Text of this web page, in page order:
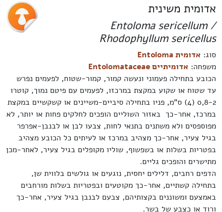
אדומית משינית
Entoloma sericellum /
Rhodophyllum sericellus
סוג:אדומית Entoloma
משפחה:אדומיתיים Entolomataceae
הכובע בתחילה פעמוני ונעשה קמור, קמור-שטוח, לפעמים נפרש
עד שטוח או שקוע במקצת במרכזו, לפעמים עם פיטם נמוך, קוטרו
0,8-2 (4) ס"מ, פניו בתחילה סיביים-משיינים או קשקשיים במקצת
במרכז, אחר-כך באזור השוליים הופכים לחלקים פחות או יותר, לא
מפוספסים ולא משתנים בתנאי לחות, צבעו לבן או לבנבן-אפרפר
בגיל צעיר, אחר-כך מצהיב במרכז או לעיתים כל הכובע מצהיב
בפטריות בשלות או בשפשוף, שוליו מקופלים בגיל צעיר, לאחר-מכן
מתישרים והופכים גליים.
הדפים רחבים, דלילים יחסית, נוגעים או גולשים בלווית שן,
בתחילה קשתיים, אחר-כך מקוטעים ובפטריות בשלות מורחבים
באמצעם ומשוננים בקצותיהם, צבעם לבנבן בגיל צעיר, אחר-כך
ורוד או כצבע של בשר.